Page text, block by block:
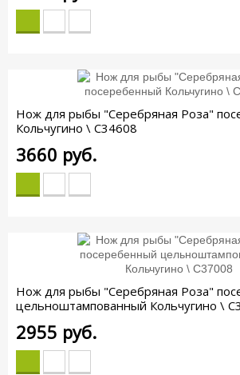
Нож для рыбы "Серебряная Роза"
Кольчугино \ С34608
3660 руб.
Нож для рыбы "Серебряная Роза"
цельноштампованный Кольчугино \
2955 руб.